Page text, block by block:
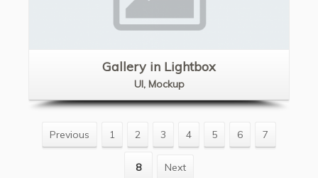
Gallery in Lightbox
UI, Mockup
Previous 1 2 3 4 5 6 7
8 Next